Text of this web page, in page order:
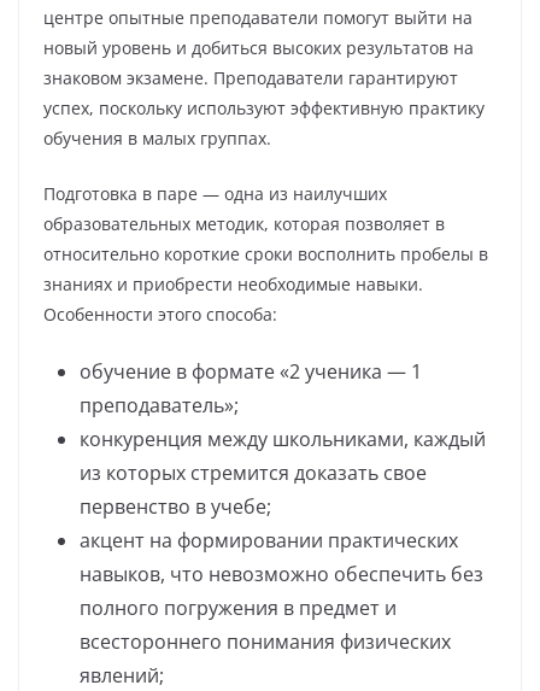
центре опытные преподаватели помогут выйти на
новый уровень и добиться высоких результатов на
знаковом экзамене. Преподаватели гарантируют
успех, поскольку используют эффективную практику
обучения в малых группах.
Подготовка в паре — одна из наилучших
образовательных методик, которая позволяет в
относительно короткие сроки восполнить пробелы в
знаниях и приобрести необходимые навыки.
Особенности этого способа:
обучение в формате «2 ученика — 1
преподаватель»;
конкуренция между школьниками, каждый
из которых стремится доказать свое
первенство в учебе;
акцент на формировании практических
навыков, что невозможно обеспечить без
полного погружения в предмет и
всестороннего понимания физических
явлений;